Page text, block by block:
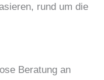
rund um die
Beratung an